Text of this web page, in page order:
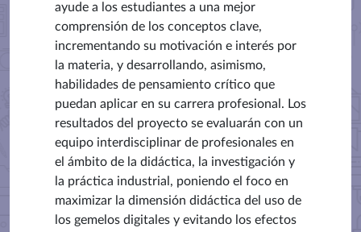
ayude a los estudiantes a una mejor
comprensión de los conceptos clave,
incrementando su motivación e interés por
la materia, y desarrollando, asimismo,
habilidades de pensamiento crítico que
puedan aplicar en su carrera profesional. Los
resultados del proyecto se evaluarán con un
equipo interdisciplinar de profesionales en
el ámbito de la didáctica, la investigación y
la práctica industrial, poniendo el foco en
maximizar la dimensión didáctica del uso de
los gemelos digitales y evitando los efectos